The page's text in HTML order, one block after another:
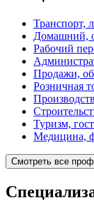
Транспорт,
Домашний,
Рабочий
Продажи,
Розничная
Туризм,
Медицина,
Смотреть все